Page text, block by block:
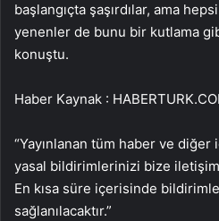
başlangıçta şaşırdılar, ama
yenenler de bunu bir kutlama
konuştu.
Haber Kaynak :
“Yayınlanan tüm haber ve
yasal bildirimlerinizi bize
En kısa süre içerisinde
sağlanılacaktır.”